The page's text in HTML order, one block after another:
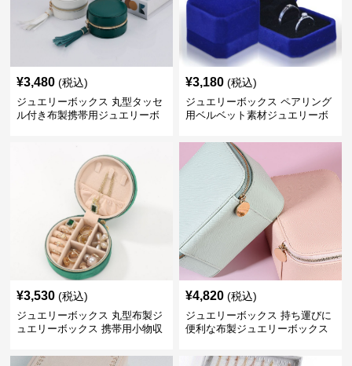
¥3,480 (税込)
ジュエリーボックス 丸型タッセ
ル付き布製携帯用ジュエリーボ
¥3,180 (税込)
ジュエリーボックス ペアリング
用ベルベット素材ジュエリーボ
¥3,530 (税込)
ジュエリーボックス 丸型布製ジ
ュエリーボックス 携帯用小物収
¥4,820 (税込)
ジュエリーボックス 持ち運びに
便利な布製ジュエリーボックス